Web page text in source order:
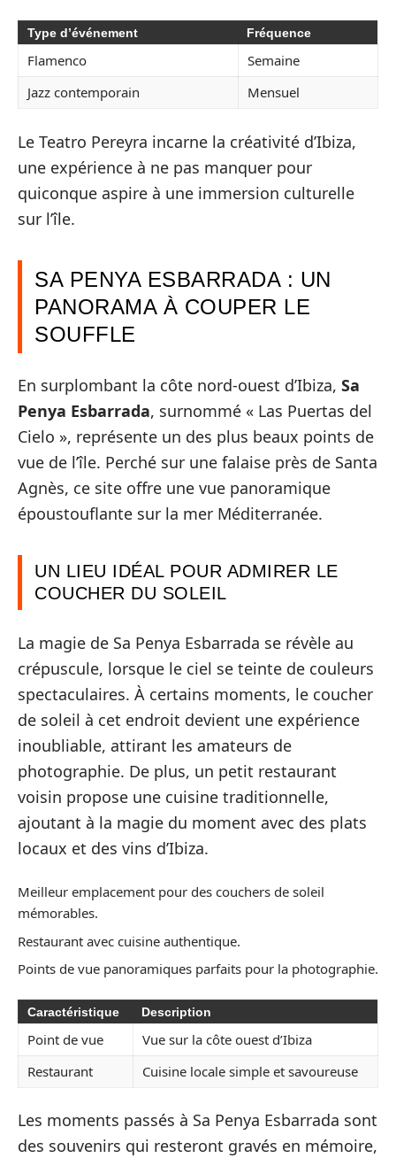
Type d’événement Fréquence
Flamenco
Semaine
Jazz contemporain
Mensuel
Le Teatro Pereyra incarne la créativité d’Ibiza,
une expérience à ne pas manquer pour
quiconque aspire à une immersion culturelle
sur l’île.
SA PENYA ESBARRADA : UN
PANORAMA À COUPER LE
SOUFFLE
En surplombant la côte nord-ouest d’Ibiza, Sa
Penya Esbarrada, surnommé « Las Puertas del
Cielo », représente un des plus beaux points de
vue de l’île. Perché sur une falaise près de Santa
Agnès, ce site offre une vue panoramique
époustouflante sur la mer Méditerranée.
UN LIEU IDÉAL POUR ADMIRER LE
COUCHER DU SOLEIL
La magie de Sa Penya Esbarrada se révèle au
crépuscule, lorsque le ciel se teinte de couleurs
spectaculaires. À certains moments, le coucher
de soleil à cet endroit devient une expérience
inoubliable, attirant les amateurs de
photographie. De plus, un petit restaurant
voisin propose une cuisine traditionnelle,
ajoutant à la magie du moment avec des plats
locaux et des vins d’Ibiza.
Meilleur emplacement pour des couchers de soleil
mémorables.
Restaurant avec cuisine authentique.
Points de vue panoramiques parfaits pour la photographie.
Caractéristique Description
Point de vue
Vue sur la côte ouest d’Ibiza
Restaurant
Cuisine locale simple et savoureuse
Les moments passés à Sa Penya Esbarrada sont
des souvenirs qui resteront gravés en mémoire,